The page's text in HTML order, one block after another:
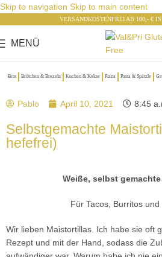
Skip to navigation Skip to main content
VERSANDKOSTENFREI AB 100,- €
MENÜ
Brot Brötchen & Brezeln Kuchen & Kekse Pizza Pasta & Spätzle
Pablo April 10, 2021 8:45
Selbstgemachte
hefefrei)
Weiße, selbst
Für Tacos, Burritos
Wir lieben Maistortillas. Ich habe sie oft
Rezept und mit der Hand, sodass die